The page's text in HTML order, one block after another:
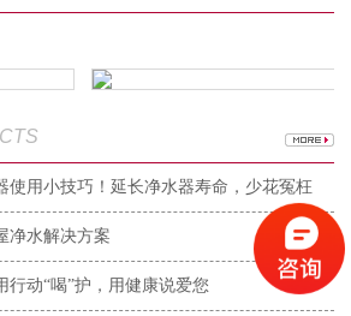
使用小技巧！延长净水器寿命，少花冤枉
净水解决方案
行动“喝”护，用健康说爱您